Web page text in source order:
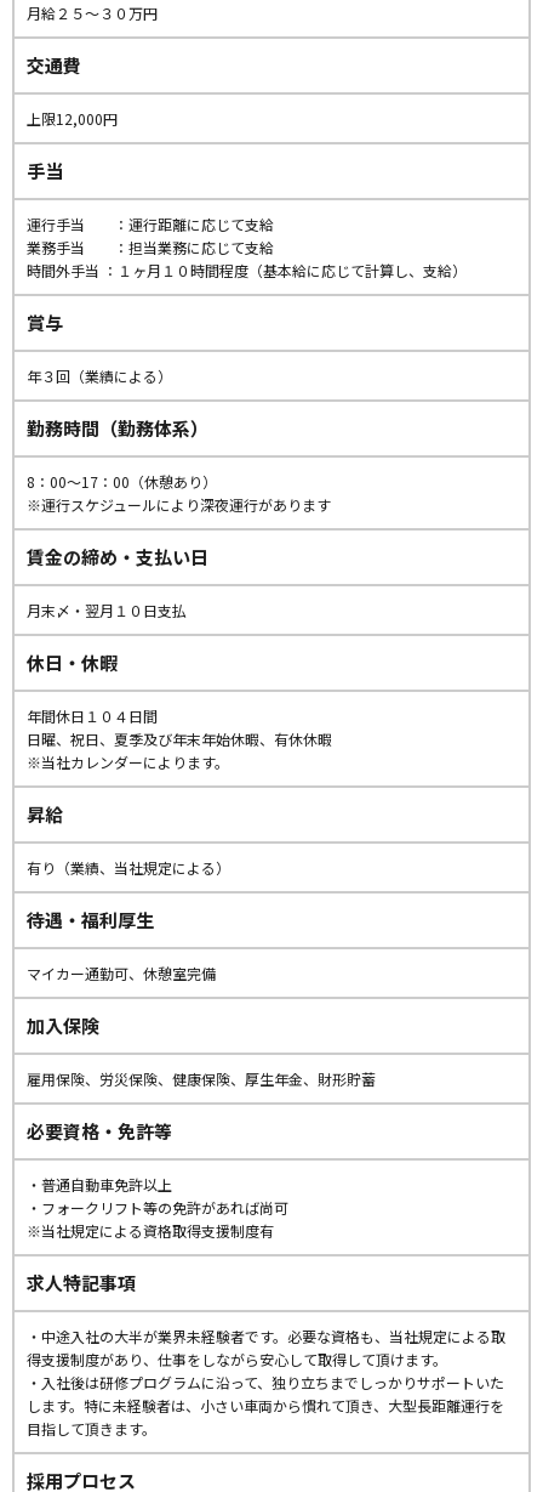
月給２５〜３０万円
交通費
上限12,000円
手当
運行手当 ：運行距離に応じて支給
業務手当 ：担当業務に応じて支給
時間外手当 ：１ヶ月１０時間程度（基本給に応じて計算し、支給）
賞与
年３回（業績による）
勤務時間（勤務体系）
8：00〜17：00（休憩あり）
※運行スケジュールにより深夜運行があります
賃金の締め・支払い日
月末〆・翌月１０日支払
休日・休暇
年間休日１０４日間
日曜、祝日、夏季及び年末年始休暇、有休休暇
※当社カレンダーによります。
昇給
有り（業績、当社規定による）
待遇・福利厚生
マイカー通勤可、休憩室完備
加入保険
雇用保険、労災保険、健康保険、厚生年金、財形貯蓄
必要資格・免許等
・普通自動車免許以上
・フォークリフト等の免許があれば尚可
※当社規定による資格取得支援制度有
求人特記事項
・中途入社の大半が業界未経験者です。必要な資格も、当社規定による取
得支援制度があり、仕事をしながら安心して取得して頂けます。
・入社後は研修プログラムに沿って、独り立ちまでしっかりサポートいた
します。特に未経験者は、小さい車両から慣れて頂き、大型長距離運行を
目指して頂きます。
採用プロセス